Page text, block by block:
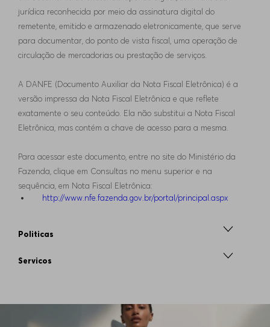
Politicas
Servicos
jurídica reconhecida por meio da assinatura digital do
remetente, emitido e armazenado eletronicamente, que serve
para documentar, do ponto de vista fiscal, uma operação de
circulação de mercadorias ou prestação de serviços.
A DANFE (Documento Auxiliar da Nota Fiscal Eletrônica) é a
versão impressa da Nota Fiscal Eletrônica e que reflete
exatamente o seu conteúdo. Ela não substitui a Nota Fiscal
Eletrônica, mas contém a chave de acesso para a mesma.
Para acessar este documento, entre no site do Ministério da
Fazenda, clique em Consultas no menu superior e na
sequência, em Nota Fiscal Eletrônica:
http://www.nfe.fazenda.gov.br/portal/principal.aspx